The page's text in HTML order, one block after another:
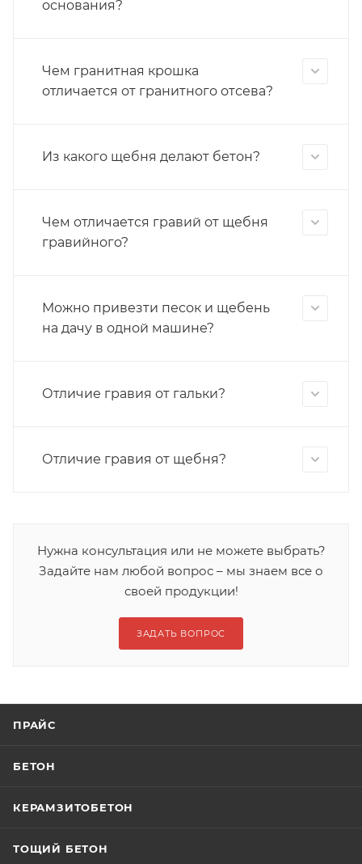
основания?
Чем гранитная крошка
отличается от гранитного отсева?
Из какого щебня делают бетон?
Чем отличается гравий от щебня
гравийного?
Можно привезти песок и щебень
на дачу в одной машине?
Отличие гравия от гальки?
Отличие гравия от щебня?
Нужна консультация или не можете выбрать?
Задайте нам любой вопрос – мы знаем все о
своей продукции!
ЗАДАТЬ ВОПРОС
ПРАЙС
БЕТОН
КЕРАМЗИТОБЕТОН
ТОЩИЙ БЕТОН